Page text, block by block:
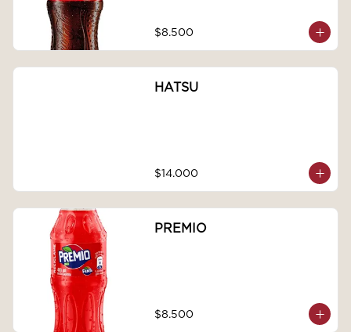
$8.500
HATSU
$14.000
PREMIO
$8.500